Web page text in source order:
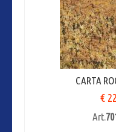
CARTA
€
Art.